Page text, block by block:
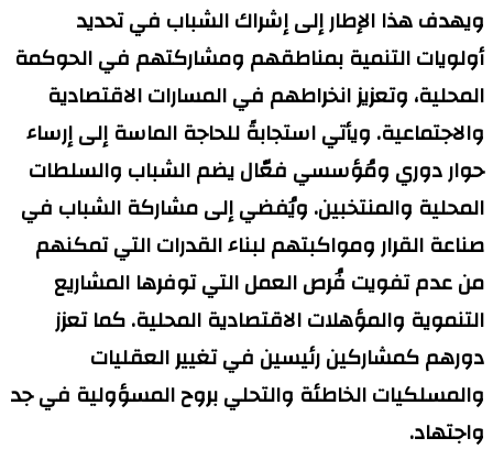
ويهدف هذا الإطار إلى إشراك الشباب في تحديد
أولويات التنمية بمناطقهم ومشاركتهم في الحوكمة
المحلية، وتعزيز انخراطهم في المسارات الاقتصادية
والاجتماعية. ويأتي استجابةً للحاجة الماسة إلى إرساء
حوار دوري ومُؤسسي فعّال يضم الشباب والسلطات
المحلية والمنتخبين. ويُفضي إلى مشاركة الشباب في
صناعة القرار ومواكبتهم لبناء القدرات التي تمكنهم
من عدم تفويت فُرص العمل التي توفرها المشاريع
التنموية والمؤهلات الاقتصادية المحلية. كما تعزز
دورهم كمشاركين رئيسين في تغيير العقليات
والمسلكيات الخاطئة والتحلي بروح المسؤولية في جد
واجتهاد.